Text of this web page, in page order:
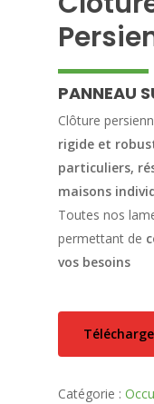
PANNEAU
Clôture
rigide et
particuliers,
maisons
Toutes nos
permettant de
vos besoins
Catégorie :